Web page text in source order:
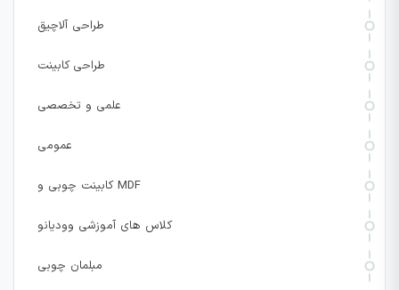
طراحی آلاچیق
طراحی کابینت
علمی و تخصصی
عمومی
کابینت چوبی و MDF
کلاس های آموزشی وودیانو
مبلمان چوبی